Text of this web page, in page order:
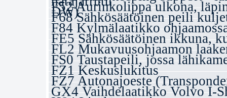
DW)
F52 Aurinkolippa ulkona,
F68 Sähkösäätöinen peili
F84 Kylmälaatikko
FE5 Sähkösäätöinen ikkuna,
FL2 Mukavuusohjaamon
FS0 Taustapeili, jossa
FZ1 Keskuslukitus
FZ7 Autonajoeste
GX4 Vaihdelaatikko Volvo I-